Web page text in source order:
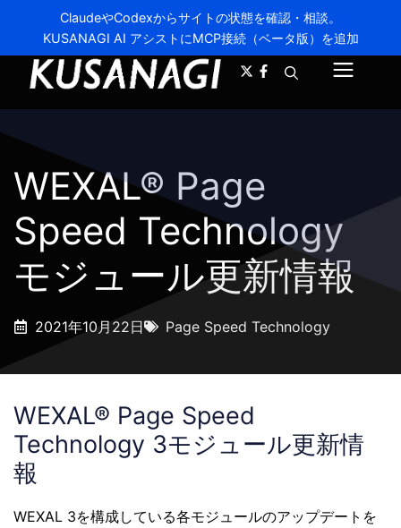
ClaudeやCodexからサイトの状態を確認・相談。
KUSANAGI AI アシストにMCP接続（ベータ版）を追加
ニ
WEXAL® Page
Speed Technology
モジュール更新情報
2021年10月22日 Page Speed Technology
WEXAL® Page Speed
Technology 3モジュール更新情
報
WEXAL 3を構成している各モジュールのアップデートを
A- A+